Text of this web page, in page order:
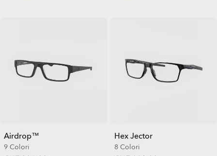
Airdrop™
9 Colori
Hex Jector
8 Colori